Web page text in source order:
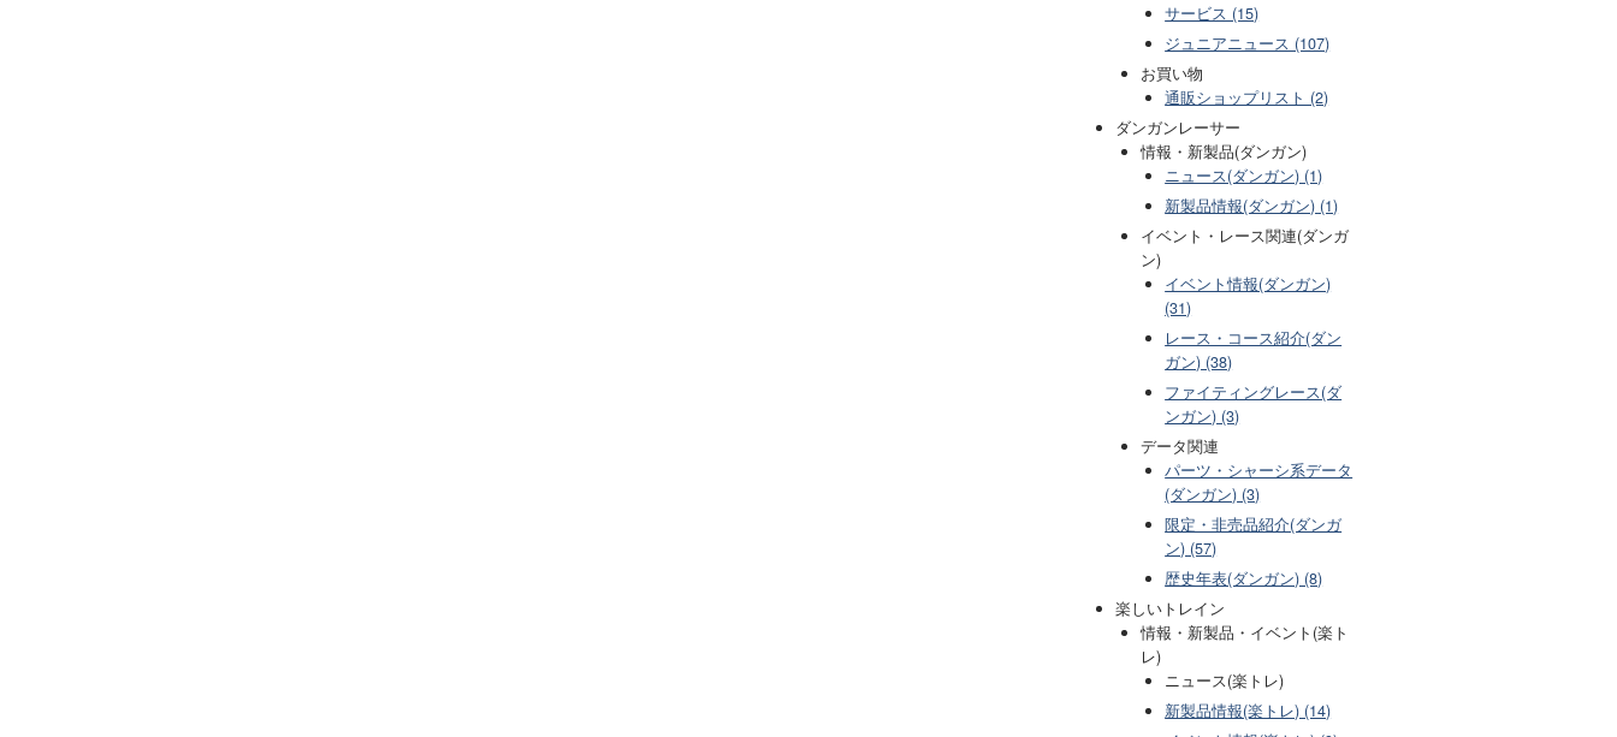
サービス (15)
ジュニアニュース (107)
お買い物
通販ショップリスト (2)
ダンガンレーサー
情報・新製品(ダンガン)
ニュース(ダンガン) (1)
新製品情報(ダンガン) (1)
イベント・レース関連(ダンガ
ン)
イベント情報(ダンガン)
(31)
レース・コース紹介(ダン
ガン) (38)
ファイティングレース(ダ
ンガン) (3)
データ関連
パーツ・シャーシ系データ
(ダンガン) (3)
限定・非売品紹介(ダンガ
ン) (57)
歴史年表(ダンガン) (8)
楽しいトレイン
情報・新製品・イベント(楽ト
レ)
ニュース(楽トレ)
新製品情報(楽トレ) (14)